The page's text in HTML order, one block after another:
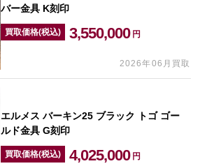
バー金具 K刻印
買取価格(税込) 3,550,000 円
2026年06月買取
エルメス バーキン25 ブラック トゴ ゴー
ルド金具 G刻印
買取価格(税込) 4,025,000 円